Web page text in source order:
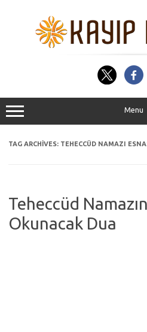
Menu
TAG ARCHIVES: TEHECCÜD NAMAZI
Teheccüd
Okunacak Dua